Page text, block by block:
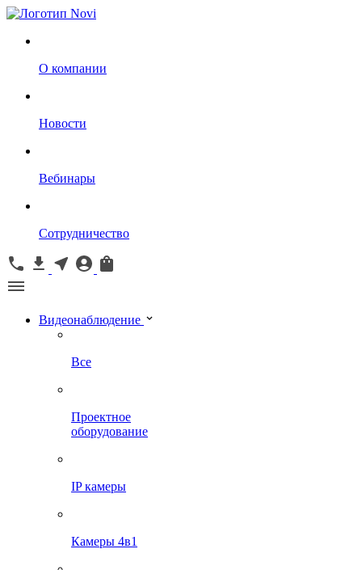
О компании
Новости
Вебинары
Сотрудничество
Видеонаблюдение
Все
Проектное
оборудование
IP камеры
Камеры 4в1